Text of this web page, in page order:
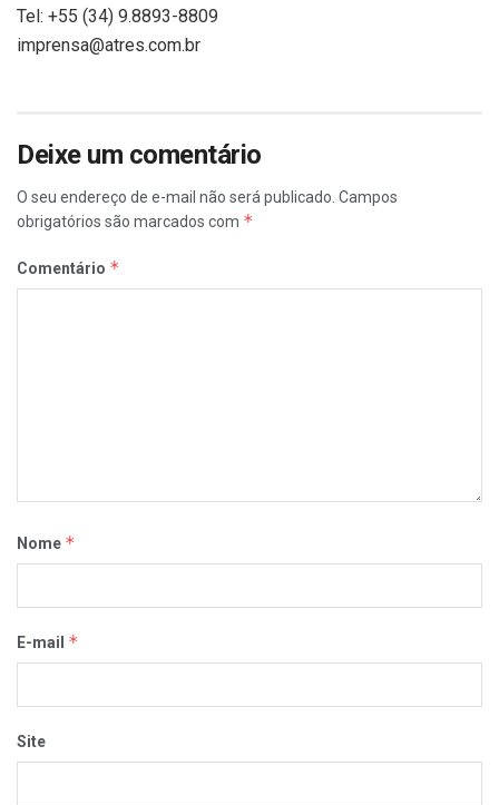
Tel: +55 (34) 9.8893-8809
imprensa@atres.com.br
Deixe um comentário
O seu endereço de e-mail não será publicado. Campos
obrigatórios são marcados com *
Comentário *
Nome *
E-mail *
Site